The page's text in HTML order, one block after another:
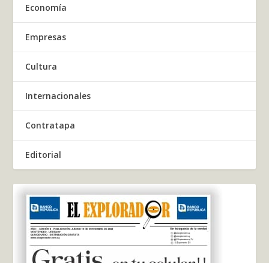
Economía
Empresas
Cultura
Internacionales
Contratapa
Editorial